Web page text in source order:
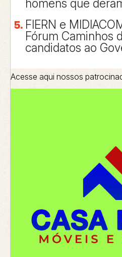
homens que
FIERN e
Fórum Caminhos
candidatos ao
Acesse aqui nossos